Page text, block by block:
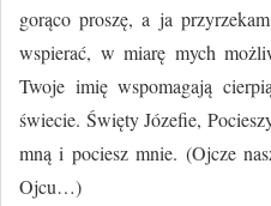
gorąco proszę, a ja
wspierać, w miarę mych
Twoje imię wspomagają
świecie. Święty Józefie,
mną i pociesz mnie. (Ojcze
Ojcu…)